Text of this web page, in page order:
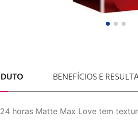
BENEFÍCIOS E
horas Matte Max Love tem